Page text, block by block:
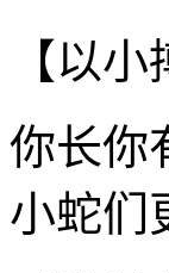
【以
你长你
小蛇们